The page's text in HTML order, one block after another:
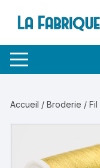
Accueil /Broderie /Fil